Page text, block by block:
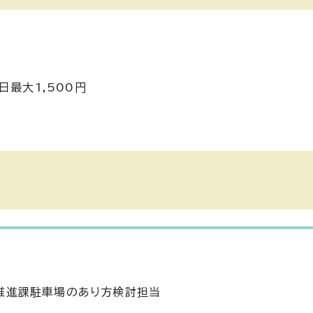
最大1,500円
進課駐車場のあり方検討担当